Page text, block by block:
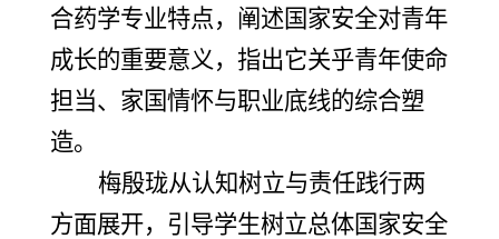
合药学专业特点，阐述国家安全对青年
成长的重要意义，指出它关乎青年使命
担当、家国情怀与职业底线的综合塑
造。
梅殷珑从认知树立与责任践行两
方面展开，引导学生树立总体国家安全